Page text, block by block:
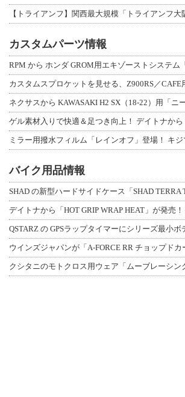
カスタムパーツ情報
ネクサスから KAWASAKI H2 SX（18-22）用「ニ
バイク用品情報
SHAD の新型ハードサイドケース「SHAD TERRA
デイトナから「HOT GRIP WRAP HEAT」が発売
QSTARZ の GPSラップタイマーにシリーズ最小ボ
ウインズジャパンが「A-FORCE RR チョップドカ